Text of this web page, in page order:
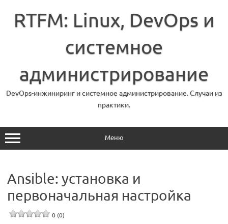
содержимому
RTFM: Linux, DevOps и
системное
администрирование
DevOps-инжиниринг и системное администрирование. Случаи из
практики.
Меню
Ansible: установка и
первоначальная настройка
0 (0)